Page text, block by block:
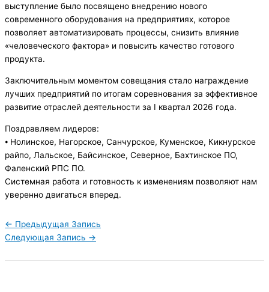
выступление было посвящено внедрению нового
современного оборудования на предприятиях, которое
позволяет автоматизировать процессы, снизить влияние
«человеческого фактора» и повысить качество готового
продукта.
Заключительным моментом совещания стало награждение
лучших предприятий по итогам соревнования за эффективное
развитие отраслей деятельности за I квартал 2026 года.
Поздравляем лидеров:
⦁ Нолинское, Нагорское, Санчурское, Куменское, Кикнурское
райпо, Лальское, Байсинское, Северное, Бахтинское ПО,
Фаленский РПС ПО.
Системная работа и готовность к изменениям позволяют нам
уверенно двигаться вперед.
← Предыдущая Запись
Следующая Запись →